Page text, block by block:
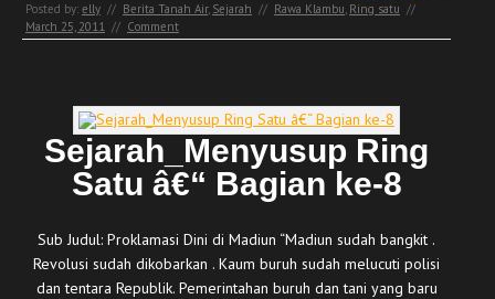
Posted by: elly // Berita Tanah Air, Sejarah // Rawa Klambu, Ring satu //
March 25, 2011 // Comment
Sejarah_Menyusup Ring
Satu â€“ Bagian ke-8
Sub Judul: Proklamasi Dini di Madiun “Madiun sudah bangkit .
Revolusi sudah dikobarkan . Kaum buruh sudah melucuti polisi
dan tentara Republik. Pemerintahan buruh dan tani yang baru